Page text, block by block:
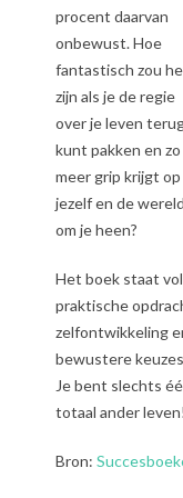
procent daarvan
onbewust. Hoe
fantastisch zou
zijn als je de regie
over je leven
kunt pakken en zo
meer grip krijgt op
jezelf en de wereld
om je heen?
Het boek staat vol
praktische
zelfontwikkeling
bewustere
Je bent slechts
totaal ander leven!
Bron: